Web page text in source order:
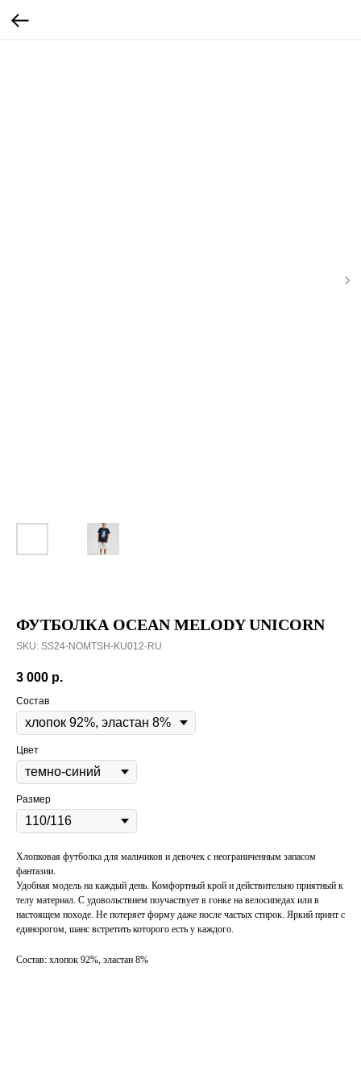
ФУТБОЛКА OCEAN MELODY UNICORN
SKU: SS24-NOMTSH-KU012-RU
3 000 р.
Состав
Цвет
Размер
Хлопковая футболка для мальчиков и девочек с неограниченным запасом
фантазии.
Удобная модель на каждый день. Комфортный крой и действительно приятный к
телу материал. С удовольствием поучаствует в гонке на велосипедах или в
настоящем походе. Не потеряет форму даже после частых стирок. Яркий принт с
единорогом, шанс встретить которого есть у каждого.
Состав: хлопок 92%, эластан 8%